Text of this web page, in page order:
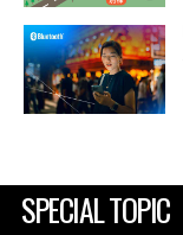
SPECIAL TOPIC